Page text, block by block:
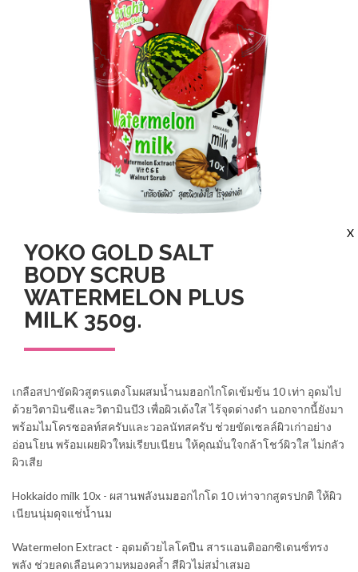
X
YOKO GOLD SALT
BODY SCRUB
WATERMELON PLUS
MILK 350g.
เกลือสปาขัดผิวสูตรแตงโมผสมน้ำนมฮอกไกโดเข้มข้น 10 เท่า อุดมไป
ด้วยวิตามินซีและวิตามินบี3 เพื่อผิวเด้งใส ไร้จุดด่างดำ นอกจากนี้ยังมา
พร้อมไมโครซอลท์สครับและวอลนัทสครับ ช่วยขัดเซลล์ผิวเก่าอย่าง
อ่อนโยน พร้อมเผยผิวใหม่เรียบเนียน ให้คุณมั่นใจกล้าโชว์ผิวใส ไม่กลัว
ผิวเสีย
Hokkaido milk 10x - ผสานพลังนมฮอกไกโด 10 เท่าจากสูตรปกติ ให้ผิว
เนียนนุ่มดุจแช่น้ำนม
Watermelon Extract - อุดมด้วยไลโคปีน สารแอนติออกซิเดนซ์ทรง
พลัง ช่วยลดเลือนความหมองคล้ำ สีผิวไม่สม่ำเสมอ